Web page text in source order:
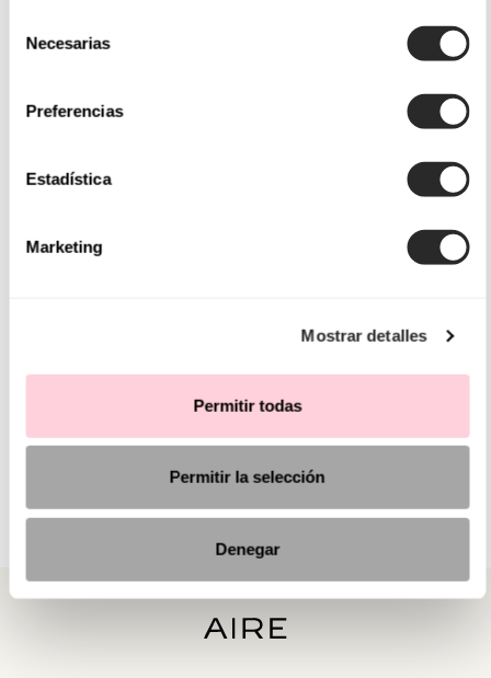
Necesarias
Preferencias
Estadística
Marketing
Mostrar detalles
Permitir todas
Permitir la selección
Denegar